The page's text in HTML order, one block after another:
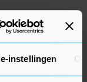
instellingen
er geen
de hoogte
niets